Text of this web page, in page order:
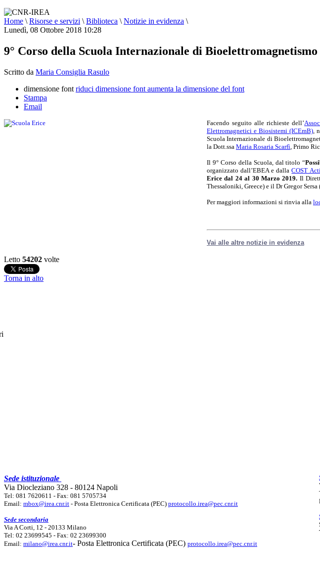
Home \ Risorse e servizi \ Biblioteca \ Notizie in evidenza \
Lunedì, 08 Ottobre 2018 10:28
9° Corso della Scuola Internazionale di
Scritto da Maria Consiglia Rasulo
dimensione font riduci dimensione font aumenta la dimensione del font
Stampa
Email
Facendo seguito alle richieste dell’
Elettromagnetici e Biosistemi (ICEmB) ,
Scuola Internazionale di
la Dott.ssa Maria Rosaria Scarfì , Primo
Il 9° Corso della Scuola, dal titolo “
organizzato dall’EBEA e dallaCOST
Erice dal 24 al 30 Marzo 2019. Il
Thessaloniki, Greece) e il Dr Gregor
Per maggiori informazioni si rinvia alla
Vai alle altre notizie in evidenza
Letto 54202 volte
Torna in alto
Sede istituzionale
Via Diocleziano 328 - 80124 Napoli
Tel: 081 7620611 - Fax: 081 5705734
Email: mbox@irea.cnr.it - Posta Elettronica Certificata (PEC) protocollo.irea@pec.cnr.it
Sede secondaria
Via A Corti, 12 - 20133 Milano
Tel: 02 23699545 - Fax: 02 23699300
Email: milano@irea.cnr.it- Posta Elettronica Certificata (PEC) protocollo.irea@pec.cnr.it